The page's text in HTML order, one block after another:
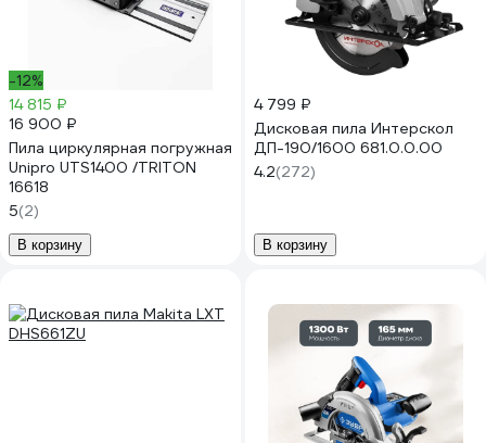
-12%
14 815 ₽
16 900 ₽
Пила циркулярная погружная
Unipro UTS1400 /TRITON
16618
5(2)
В корзину
4 799 ₽
Дисковая пила Интерскол
ДП-190/1600 681.0.0.00
4.2(272)
В корзину